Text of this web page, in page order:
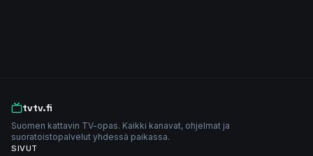
tvtv.fi
Suomen kattavin TV-opas. Kaikki kanavat, ohjelmat ja
suoratoistopalvelut yhdessä paikassa.
SIVUT